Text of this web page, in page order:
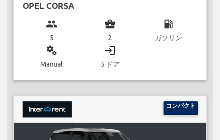
OPEL CORSA
group
5
business_center
2
local_gas_station
ガソリン
miscellaneous_services
Manual
login
5 ドア
コンパクト